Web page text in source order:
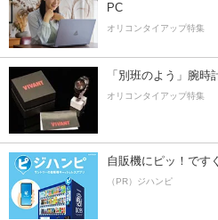
PC
オリコンタイアップ特集
「別班のよう」腕
オリコンタイアップ特集
自販機にピッ！です
（PR）ジハンピ